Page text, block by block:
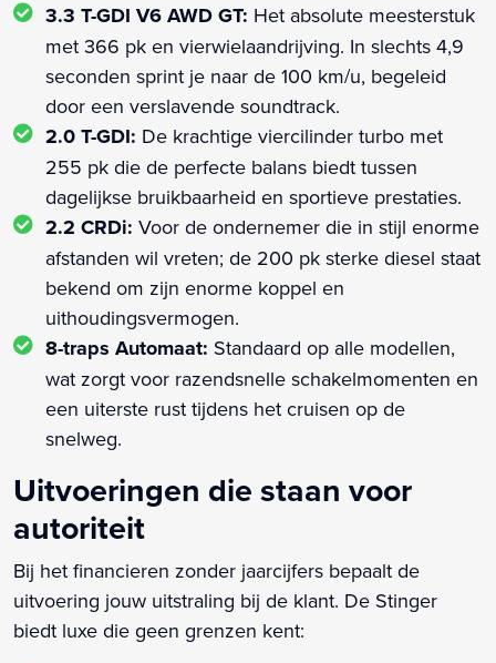
3.3 T-GDI V6 AWD GT: Het absolute meesterstuk
met 366 pk en vierwielaandrijving. In slechts 4,9
seconden sprint je naar de 100 km/u, begeleid
door een verslavende soundtrack.
2.0 T-GDI: De krachtige viercilinder turbo met
255 pk die de perfecte balans biedt tussen
dagelijkse bruikbaarheid en sportieve prestaties.
2.2 CRDi: Voor de ondernemer die in stijl enorme
afstanden wil vreten; de 200 pk sterke diesel staat
bekend om zijn enorme koppel en
uithoudingsvermogen.
8-traps Automaat: Standaard op alle modellen,
wat zorgt voor razendsnelle schakelmomenten en
een uiterste rust tijdens het cruisen op de
snelweg.
Uitvoeringen die staan voor
autoriteit
Bij het financieren zonder jaarcijfers bepaalt de
uitvoering jouw uitstraling bij de klant. De Stinger
biedt luxe die geen grenzen kent: